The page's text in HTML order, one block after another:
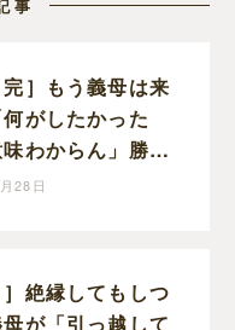
事
完］もう義母は来
がしたかった
わからん」勝っ
強義母に抗う嫁
28日
］絶縁してもしつ
が「引っ越して